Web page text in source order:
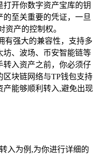
开你数字资产宝库的钥
至关重要的凭证，一旦
资产的控制权。
有强大的兼容性，支持多
坊、波场、币安智能链等
转入资产之前，你必须仔
块链网络与TP钱包支持
产能够顺利转入,避免出现
入为例,为你进行详细的